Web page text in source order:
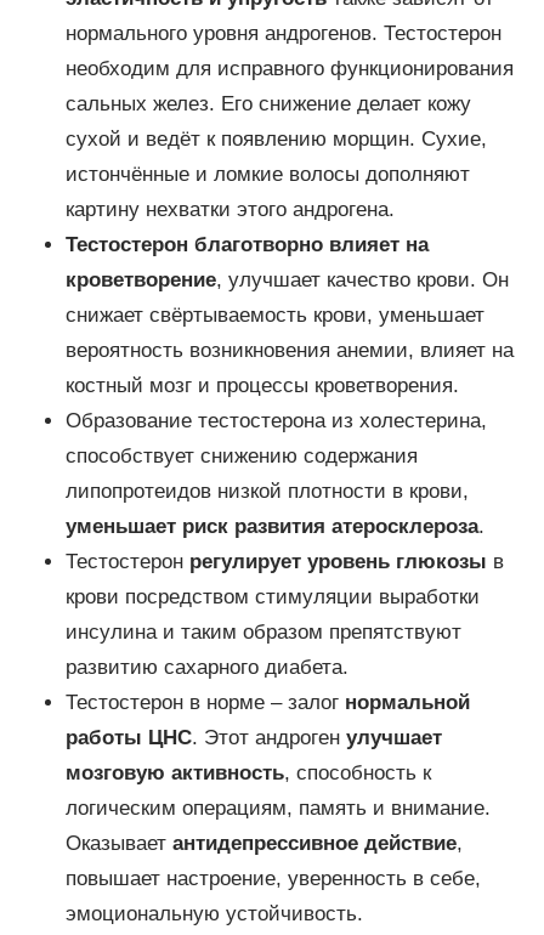
нормального уровня андрогенов. Тестостерон
необходим для исправного функционирования
сальных желез. Его снижение делает кожу
сухой и ведёт к появлению морщин. Сухие,
истончённые и ломкие волосы дополняют
картину нехватки этого андрогена.
Тестостерон благотворно влияет на
кроветворение, улучшает качество крови. Он
снижает свёртываемость крови, уменьшает
вероятность возникновения анемии, влияет на
костный мозг и процессы кроветворения.
Образование тестостерона из холестерина,
способствует снижению содержания
липопротеидов низкой плотности в крови,
уменьшает риск развития атеросклероза.
Тестостерон регулирует уровень глюкозы в
крови посредством стимуляции выработки
инсулина и таким образом препятствуют
развитию сахарного диабета.
Тестостерон в норме – залог нормальной
работы ЦНС. Этот андроген улучшает
мозговую активность, способность к
логическим операциям, память и внимание.
Оказывает антидепрессивное действие,
повышает настроение, уверенность в себе,
эмоциональную устойчивость.